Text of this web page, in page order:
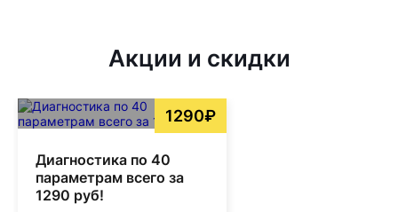
Акции и скидки
1290₽
Диагностика по 40
параметрам всего за
1290 руб!